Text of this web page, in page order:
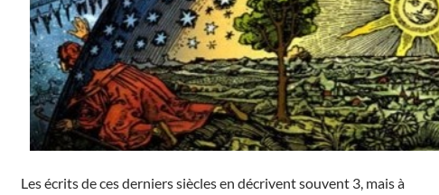
Les écrits de ces derniers siècles en décrivent souvent 3, mais à